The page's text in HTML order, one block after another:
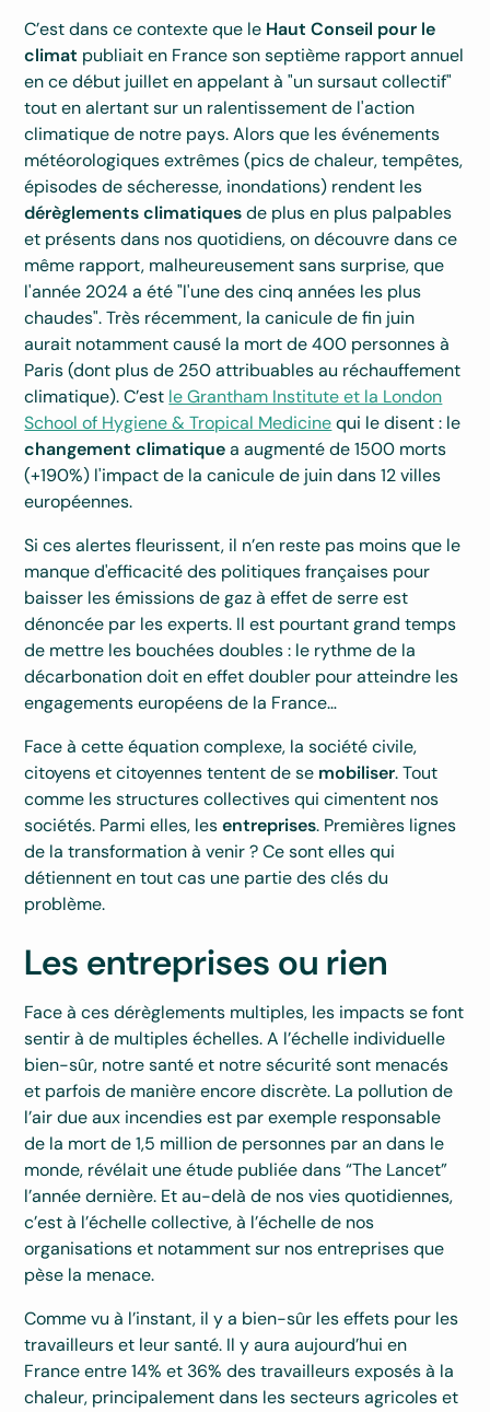
C’est dans ce contexte que le Haut Conseil pour le
climat publiait en France son septième rapport annuel
en ce début juillet en appelant à "un sursaut collectif"
tout en alertant sur un ralentissement de l'action
climatique de notre pays. Alors que les événements
météorologiques extrêmes (pics de chaleur, tempêtes,
épisodes de sécheresse, inondations) rendent les
dérèglements climatiquesde plus en plus palpables
et présents dans nos quotidiens, on découvre dans ce
même rapport, malheureusement sans surprise, que
l'année 2024 a été "l'une des cinq années les plus
chaudes". Très récemment, la canicule de fin juin
aurait notamment causé la mort de 400 personnes à
Paris (dont plus de 250 attribuables au réchauffement
climatique). C’est le Grantham Institute et la London
School of Hygiene & Tropical Medicinequi le disent : le
changement climatiquea augmenté de 1500 morts
(+190%) l'impact de la canicule de juin dans 12 villes
européennes.
Si ces alertes fleurissent, il n’en reste pas moins que le
manque d'efficacité des politiques françaises pour
baisser les émissions de gaz à effet de serre est
dénoncée par les experts. Il est pourtant grand temps
de mettre les bouchées doubles : le rythme de la
décarbonation doit en effet doubler pour atteindre les
engagements européens de la France…
Face à cette équation complexe, la société civile,
citoyens et citoyennes tentent de se mobiliser. Tout
comme les structures collectives qui cimentent nos
sociétés. Parmi elles, lesentreprises. Premières lignes
de la transformation à venir ? Ce sont elles qui
détiennent en tout cas une partie des clés du
problème.
Les entreprises ou rien
Face à ces dérèglements multiples, les impacts se font
sentir à de multiples échelles. A l’échelle individuelle
bien-sûr, notre santé et notre sécurité sont menacés
et parfois de manière encore discrète. La pollution de
l’air due aux incendies est par exemple responsable
de la mort de 1,5 million de personnes par an dans le
monde, révélait une étude publiée dans “The Lancet”
l’année dernière. Et au-delà de nos vies quotidiennes,
c’est à l’échelle collective, à l’échelle de nos
organisations et notamment sur nos entreprises que
pèse la menace.
Comme vu à l’instant, il y a bien-sûr les effets pour les
travailleurs et leur santé. Il y aura aujourd’hui en
France entre 14% et 36% des travailleurs exposés à la
chaleur, principalement dans les secteurs agricoles et